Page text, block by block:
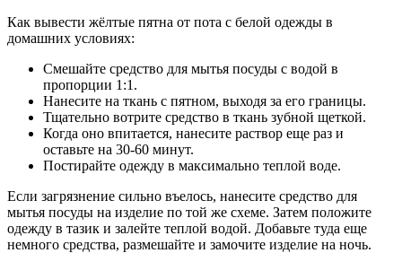
Как вывести жёлтые пятна от пота с белой одежды в
домашних условиях:
Смешайте средство для мытья посуды с водой в
пропорции 1:1.
Нанесите на ткань с пятном, выходя за его границы.
Тщательно вотрите средство в ткань зубной щеткой.
Когда оно впитается, нанесите раствор еще раз и
оставьте на 30-60 минут.
Постирайте одежду в максимально теплой воде.
Если загрязнение сильно въелось, нанесите средство для
мытья посуды на изделие по той же схеме. Затем положите
одежду в тазик и залейте теплой водой. Добавьте туда еще
немного средства, размешайте и замочите изделие на ночь.